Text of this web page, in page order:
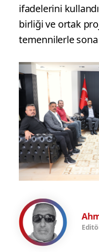
ifadelerini
birliği ve ortak
temennilerle